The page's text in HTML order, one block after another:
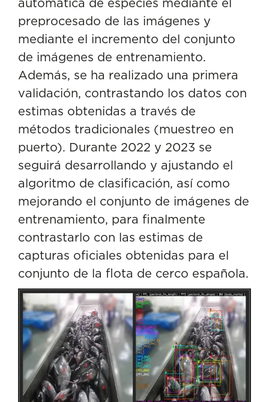
preprocesado de las imágenes y
mediante el incremento del conjunto
de imágenes de entrenamiento.
Además, se ha realizado una primera
validación, contrastando los datos con
estimas obtenidas a través de
métodos tradicionales (muestreo en
puerto). Durante 2022 y 2023 se
seguirá desarrollando y ajustando el
algoritmo de clasificación, así como
mejorando el conjunto de imágenes de
entrenamiento, para finalmente
contrastarlo con las estimas de
capturas oficiales obtenidas para el
conjunto de la flota de cerco española.